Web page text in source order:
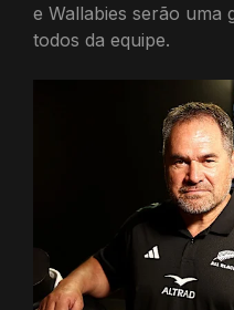
e Wallabies serão uma
todos da equipe.